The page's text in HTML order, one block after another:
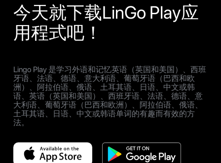
今天就下载LinGo Play应
用程式吧！
Lingo Play 是学习外语和记忆英语（英国和美国）、西班
牙语、法语、德语、意大利语、葡萄牙语（巴西和欧
洲）、阿拉伯语、俄语、土耳其语、日语、中文或韩
语、英语（英国和美国）、西班牙语、法语、德语、意
大利语、葡萄牙语（巴西和欧洲）、阿拉伯语、俄语、
土耳其语、日语、中文或韩语单词的有趣而有效的方
法。